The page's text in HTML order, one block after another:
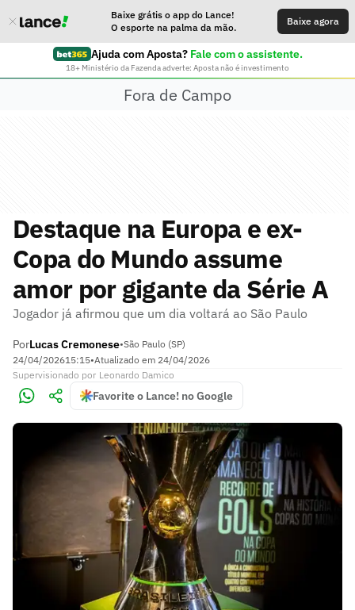
Baixe grátis o app do Lance!
O esporte na palma da mão.
Baixe agora
Ajuda com Aposta? Fale com o assistente.
18+ Ministério da Fazenda adverte: Aposta não é investimento
Fora de Campo
Destaque na Europa e ex-
Copa do Mundo assume
amor por gigante da Série A
Jogador já afirmou que um dia voltará ao São Paulo
PorLucas Cremonese•São Paulo (SP)
24/04/202615:15•Atualizado em 24/04/2026
Supervisionado por Leonardo Damico
Favorite o Lance! no Google